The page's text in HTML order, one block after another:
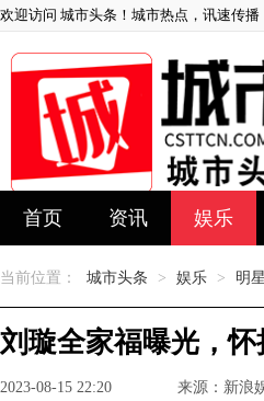
欢迎访问 城市头条！城市热点，讯速传播
首页 资讯 娱乐
当前位置： 城市头条 > 娱乐 > 明星
刘璇全家福曝光，
2023-08-15 22:20 来源：新浪